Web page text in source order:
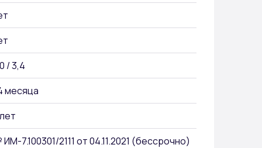
/ 3,4
месяца
7.100301/2111 от 04.11.2021 (бессрочно)